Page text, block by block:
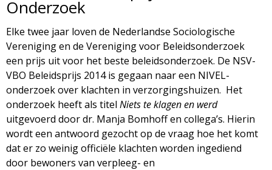
i
o
l
o
g
d
m
e
n
u
Onderzoek
Elke twee jaar loven de Nederlandse Sociologische
Vereniging en de Vereniging voor Beleidsonderzoek
een prijs uit voor het beste beleidsonderzoek. De NSV-
VBO Beleidsprijs 2014 is gegaan naar een NIVEL-
onderzoek over klachten in verzorgingshuizen. Het
onderzoek heeft als titel Niets te klagen en werd
uitgevoerd door dr. Manja Bomhoff en collega’s. Hierin
wordt een antwoord gezocht op de vraag hoe het komt
dat er zo weinig officiële klachten worden ingediend
door bewoners van verpleeg- en